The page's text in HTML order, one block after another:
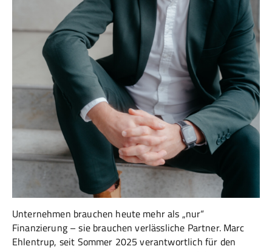
Unternehmen brauchen heute mehr als „nur“
Finanzierung – sie brauchen verlässliche Partner. Marc
Ehlentrup, seit Sommer 2025 verantwortlich für den